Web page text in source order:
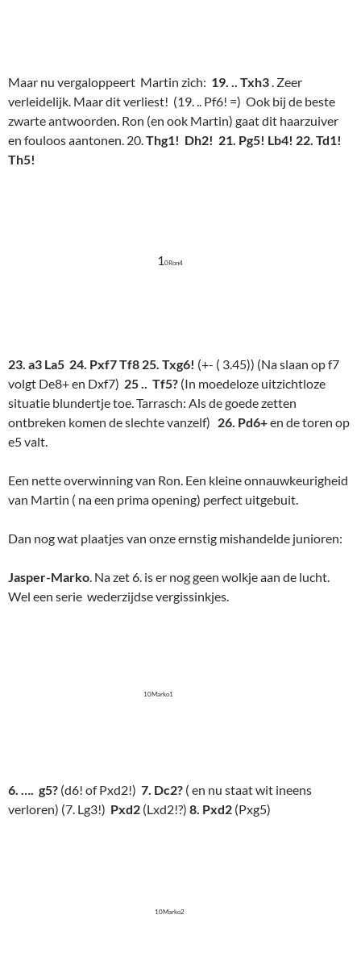
Maar nu vergaloppeert Martin zich: 19. .. Txh3. Zeer
verleidelijk. Maar dit verliest! (19. .. Pf6! =) Ook bij de beste
zwarte antwoorden. Ron (en ook Martin) gaat dit haarzuiver
en fouloos aantonen. 20.Thg1! Dh2! 21. Pg5! Lb4! 22. Td1!
Th5!
1 0Ron4
23. a3 La5 24. Pxf7 Tf8 25. Txg6! (+- ( 3.45)) (Na slaan op f7
volgt De8+ en Dxf7) 25 .. Tf5? (In moedeloze uitzichtloze
situatie blundertje toe. Tarrasch: Als de goede zetten
ontbreken komen de slechte vanzelf) 26. Pd6+en de toren op
e5 valt.
Een nette overwinning van Ron. Een kleine onnauwkeurigheid
van Martin ( na een prima opening) perfect uitgebuit.
Dan nog wat plaatjes van onze ernstig mishandelde junioren:
Jasper-Marko. Na zet 6. is er nog geen wolkje aan de lucht.
Wel een serie wederzijdse vergissinkjes.
10Marko1
6. …. g5? (d6! of Pxd2!) 7. Dc2? ( en nu staat wit ineens
verloren) (7. Lg3!) Pxd2 (Lxd2!?) 8. Pxd2 (Pxg5)
10Marko2